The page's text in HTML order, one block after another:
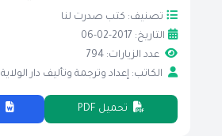
تصنيف: كتب صدرت لنا
التاريخ: 2017-02-06
عدد الزيارات: 794
الكاتب: إعداد وترجمة وتأليف دار الولاية
تحميل PDF